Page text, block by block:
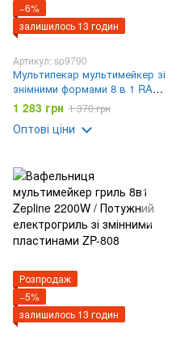
−6%
залишилось 13 годин
Артикул: sp9790
Мультипекар мультимейкер зі
знімними формами 8 в 1 RAF-
551 800W
1 283 грн 1 370 грн
Оптові ціни
Розпродаж
−5%
залишилось 13 годин